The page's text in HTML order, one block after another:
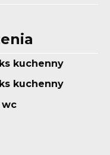
kuchenny
kuchenny
wc